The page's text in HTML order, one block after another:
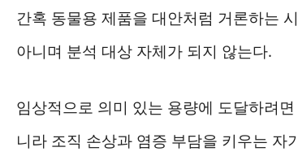
간혹 동물용 제품을 대안처럼 거론하는
아니며 분석 대상 자체가 되지 않는다.
임상적으로 의미 있는 용량에 도달하려
니라 조직 손상과 염증 부담을 키우는 자